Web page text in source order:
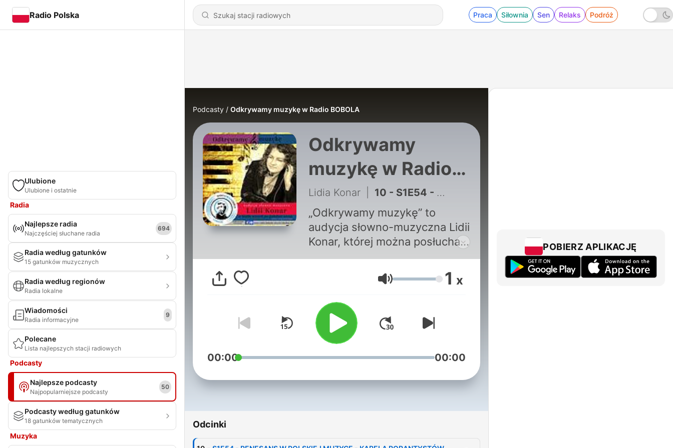
Radio Polska Praca Siłownia Sen Relaks Podróż
Ulubione
Ulubione i ostatnie
Radia
Najlepsze radia
Najczęściej słuchane radia
694
Radia według gatunków
15 gatunków muzycznych
Radia według regionów
Radia lokalne
Wiadomości
Radia informacyjne
9
Polecane
Lista najlepszych stacji radiowych
Podcasty
Najlepsze podcasty
Najpopularniejsze podcasty
50
Podcasty według gatunków
18 gatunków tematycznych
Muzyka
Podcasty Odkrywamy muzykę w Radio BOBOLA
Odkrywamy
muzykę w Radio
BOBOLA
Lidia Konar 10 - S1E54 - RENESANS W POLSKIEJ MUZYCE - KAPELA RORANTYSTÓW
„Odkrywamy muzykę” to
audycja słowno-muzyczna Lidii
Konar, której można posłuchać
w każdy wtorek po godzinie
22:00 czasu angielskiego.
Autorka z wykształcenia jest
historykiem oraz dziennikarką,
również absolwentką Szkoły
Muzycznej II stopnia w klasie
śpiewu solowego. Pochodzi z
pięknej miejscowości
Jest autorką artykułów o
historycznej, duchowości
polonijnej audycji Śniadanie po
Głośność 1 x
00:00 00:00
Odcinki
POBIERZ APLIKACJĘ